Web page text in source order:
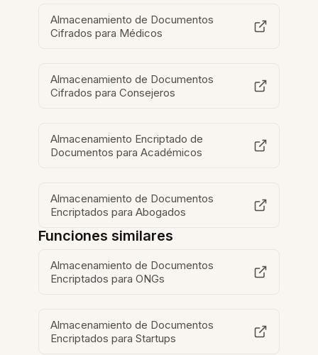
Almacenamiento de Documentos
Cifrados para Médicos
Almacenamiento de Documentos
Cifrados para Consejeros
Almacenamiento Encriptado de
Documentos para Académicos
Almacenamiento de Documentos
Encriptados para Abogados
Funciones similares
Almacenamiento de Documentos
Encriptados para ONGs
Almacenamiento de Documentos
Encriptados para Startups